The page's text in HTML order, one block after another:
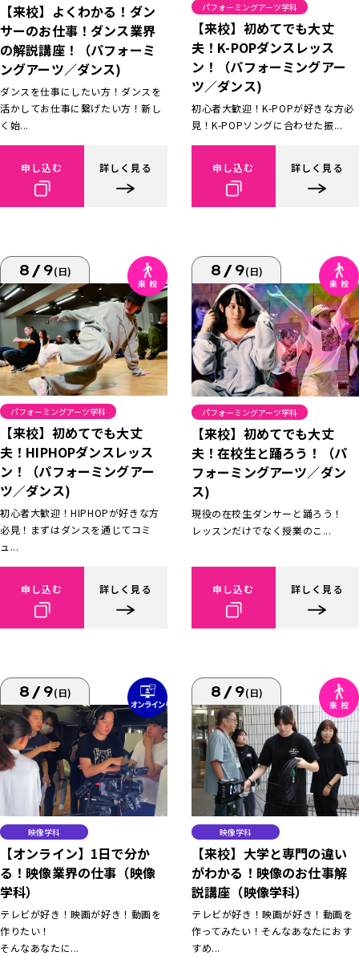
【来校】よくわかる！ダン
サーのお仕事！ダンス業界
の解説講座！（パフォーミ
ングアーツ／ダンス)
ダンスを仕事にしたい方！ダンスを
活かしてお仕事に繋げたい方！新し
く始...
申し込む 詳しく見る
パフォーミングアーツ学科
【来校】初めてでも大丈
夫！K-POPダンスレッス
ン！（パフォーミングアー
ツ／ダンス)
初心者大歓迎！K-POPが好きな方必
見！K-POPソングに合わせた振...
申し込む 詳しく見る
8/9(日)
パフォーミングアーツ学科
【来校】初めてでも大丈
夫！HIPHOPダンスレッス
ン！（パフォーミングアー
ツ／ダンス)
初心者大歓迎！HIPHOPが好きな方
必見！まずはダンスを通じてコミ
ュ...
申し込む 詳しく見る
8/9(日)
パフォーミングアーツ学科
【来校】初めてでも大丈
夫！在校生と踊ろう！（パ
フォーミングアーツ／ダン
ス)
現役の在校生ダンサーと踊ろう！
レッスンだけでなく授業のこ...
申し込む 詳しく見る
8/9(日)
映像学科
【オンライン】1日で分か
る！映像業界の仕事（映像
学科）
テレビが好き！映画が好き！動画を
作りたい！
そんなあなたに...
8/9(日)
映像学科
【来校】大学と専門の違い
がわかる！映像のお仕事解
説講座（映像学科）
テレビが好き！映画が好き！動画を
作ってみたい！そんなあなたにおす
すめ...